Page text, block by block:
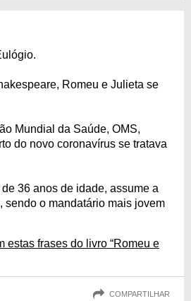
Romeu e Julieta se
Mundial da Saúde, OMS,
do novo coronavírus se tratava
36 anos de idade, assume a
sendo o mandatário mais jovem
estas frases do livro “Romeu e
COMPARTILHAR